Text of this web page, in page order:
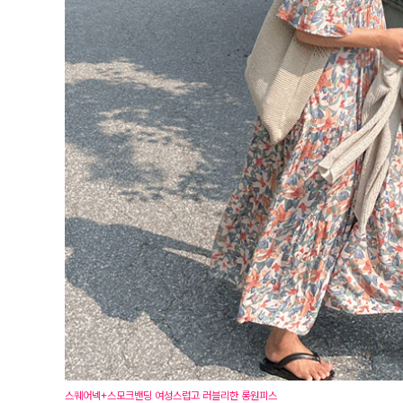
스퀘어넥+스모크밴딩 여성스럽고 러블리한 롱원피스